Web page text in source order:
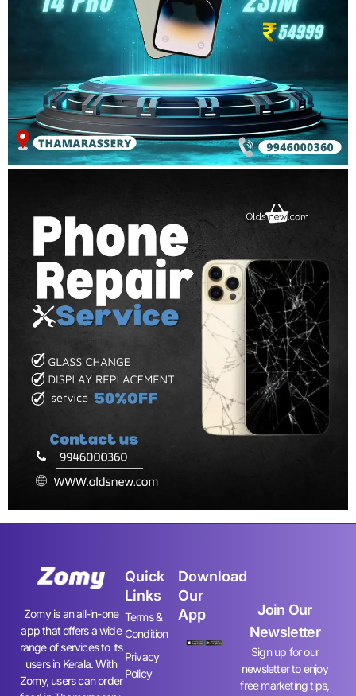
Zomy is an all-in-one
app that offers a wide
range of services to its
users in Kerala. With
Zomy, users can order
Quick
Links
Terms &
Condition
Privacy
Policy
Download
Our
App
Join Our
Newsletter
Sign up for our
newsletter to enjoy
free marketing tips,